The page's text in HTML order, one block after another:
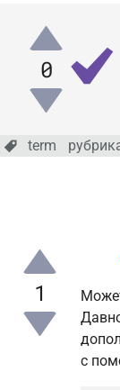
0
term
1
с